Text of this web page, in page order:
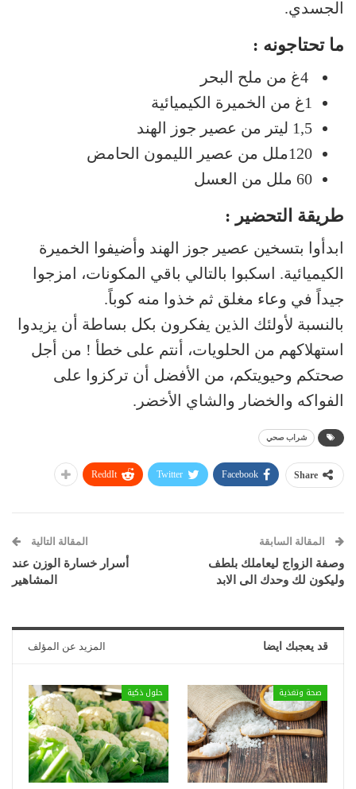
الجسدي.
ما تحتاجونه :
1غ من الخميرة الكيميائية
1,5 ليتر من عصير جوز الهند
120ملل من عصير الليمون الحامض
60 ملل من العسل
طريقة التحضير :
ابدأوا بتسخين عصير جوز الهند وأضيفوا الخميرة
الكيميائية. اسكبوا بالتالي باقي المكونات، امزجوا
جيداً في وعاء مغلق ثم خذوا منه كوباً.
بالنسبة لأولئك الذين يفكرون بكل بساطة أن يزيدوا
استهلاكهم من الحلويات، أنتم على خطأ ! من أجل
صحتكم وحيويتكم، من الأفضل أن تركزوا على
الفواكه والخضار والشاي الأخضر.
شراب صحي
Share
Facebook
Twitter
ReddIt
المقالة السابقة
وصفة الزواج ليعاملك بلطف
وليكون لك وحدك الى الابد
المقالة التالية
أسرار خسارة الوزن عند
المشاهير
قد يعجبك ايضا المزيد عن المؤلف
صحة وتغذية حلول ذكية